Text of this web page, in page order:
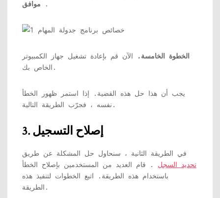
موافق .
الخطوة الخامسة.
الآن قم بإعادة تشغيل جهاز الكمبيوتر
الخاص بك.
يجب أن هذا حل هذه القضية. إذا استمر ظهور الخطأ
نفسه ، فجرّب الطريقة التالية.
3. إصلاح التسجيل
في الطريقة الثانية ، سنحاول حل المشكلة عن طريق
تحديد السجل . قام العديد من المستخدمين بإصلاح الخطأ
باستخدام هذه الطريقة. اتبع الخطوات لتنفيذ هذه
الطريقة.